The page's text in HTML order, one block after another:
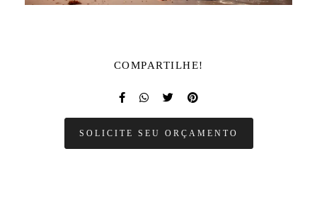
COMPARTILHE!
SOLICITE SEU ORÇAMENTO